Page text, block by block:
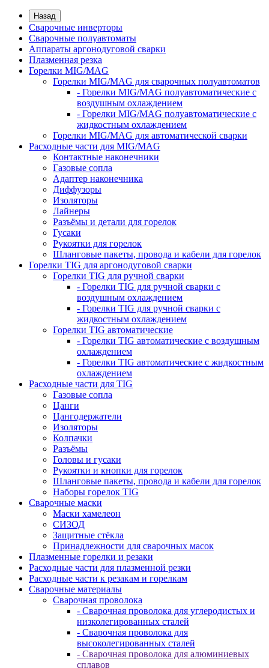
Назад
Сварочные инверторы
Сварочные полуавтоматы
Аппараты аргонодуговой сварки
Плазменная резка
Горелки MIG/MAG
Горелки MIG/MAG для сварочных полуавтоматов
- Горелки MIG/MAG полуавтоматические с
воздушным охлаждением
- Горелки MIG/MAG полуавтоматические с
жидкостным охлаждением
Горелки MIG/MAG для автоматической сварки
Расходные части для MIG/MAG
Контактные наконечники
Газовые сопла
Адаптер наконечника
Диффузоры
Изоляторы
Лайнеры
Разъёмы и детали для горелок
Гусаки
Рукоятки для горелок
Шланговые пакеты, провода и кабели для горелок
Горелки TIG для аргонодуговой сварки
Горелки TIG для ручной сварки
- Горелки TIG для ручной сварки с
воздушным охлаждением
- Горелки TIG для ручной сварки с
жидкостным охлаждением
Горелки TIG автоматические
- Горелки TIG автоматические с воздушным
охлаждением
- Горелки TIG автоматические с жидкостным
охлаждением
Расходные части для TIG
Газовые сопла
Цанги
Цангодержатели
Изоляторы
Колпачки
Разъёмы
Головы и гусаки
Рукоятки и кнопки для горелок
Шланговые пакеты, провода и кабели для горелок
Наборы горелок TIG
Сварочные маски
Маски хамелеон
СИЗОД
Защитные стёкла
Принадлежности для сварочных масок
Плазменные горелки и резаки
Расходные части для плазменной резки
Расходные части к резакам и горелкам
Сварочные материалы
Сварочная проволока
- Сварочная проволока для углеродистых и
низколегированных сталей
- Сварочная проволока для
высоколегированных сталей
- Сварочная проволока для алюминиевых
сплавов